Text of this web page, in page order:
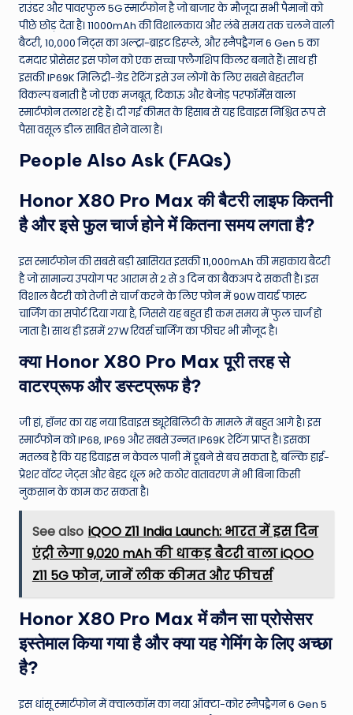
राउंडर और पावरफुल 5G स्मार्टफोन है जो बाजार के मौजूदा सभी पैमानों को
पीछे छोड़ देता है। 11000mAh की विशालकाय और लंबे समय तक चलने वाली
बैटरी, 10,000 निट्स का अल्ट्रा-ब्राइट डिस्प्ले, और स्नैपड्रैगन 6 Gen 5 का
दमदार प्रोसेसर इस फोन को एक सच्चा फ्लैगशिप किलर बनाते हैं। साथ ही
इसकी IP69K मिलिट्री-ग्रेड रेटिंग इसे उन लोगों के लिए सबसे बेहतरीन
विकल्प बनाती है जो एक मजबूत, टिकाऊ और बेजोड़ परफॉर्मेंस वाला
स्मार्टफोन तलाश रहे हैं। दी गई कीमत के हिसाब से यह डिवाइस निश्चित रूप से
पैसा वसूल डील साबित होने वाला है।
People Also Ask (FAQs)
Honor X80 Pro Max की बैटरी लाइफ कितनी
है और इसे फुल चार्ज होने में कितना समय लगता है?
इस स्मार्टफोन की सबसे बड़ी खासियत इसकी 11,000mAh की महाकाय बैटरी
है जो सामान्य उपयोग पर आराम से 2 से 3 दिन का बैकअप दे सकती है। इस
विशाल बैटरी को तेजी से चार्ज करने के लिए फोन में 90W वायर्ड फास्ट
चार्जिंग का सपोर्ट दिया गया है, जिससे यह बहुत ही कम समय में फुल चार्ज हो
जाता है। साथ ही इसमें 27W रिवर्स चार्जिंग का फीचर भी मौजूद है।
क्या Honor X80 Pro Max पूरी तरह से
वाटरप्रूफ और डस्टप्रूफ है?
जी हां, हॉनर का यह नया डिवाइस ड्यूरेबिलिटी के मामले में बहुत आगे है। इस
स्मार्टफोन को IP68, IP69 और सबसे उन्नत IP69K रेटिंग प्राप्त है। इसका
मतलब है कि यह डिवाइस न केवल पानी में डूबने से बच सकता है, बल्कि हाई-
प्रेशर वॉटर जेट्स और बेहद धूल भरे कठोर वातावरण में भी बिना किसी
नुकसान के काम कर सकता है।
See also iQOO Z11 India Launch: भारत में इस दिन
एंट्री लेगा 9,020 mAh की धाकड़ बैटरी वाला iQOO
Z11 5G फोन, जानें लीक कीमत और फीचर्स
Honor X80 Pro Max में कौन सा प्रोसेसर
इस्तेमाल किया गया है और क्या यह गेमिंग के लिए अच्छा
है?
इस धांसू स्मार्टफोन में क्वालकॉम का नया ऑक्टा-कोर स्नैपड्रैगन 6 Gen 5